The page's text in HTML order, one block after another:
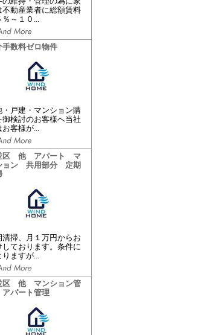
不動産業者に総額賃料
％～１０...
手数料ゼロ物件
・戸建・マンション購
御検討のお客様へ当社
お客様が...
区 他 アパート マ
ョン 共用部分 定期
清掃、月１万円からお
しております。条件に
りますが...
区 他 マンション管
パート管理